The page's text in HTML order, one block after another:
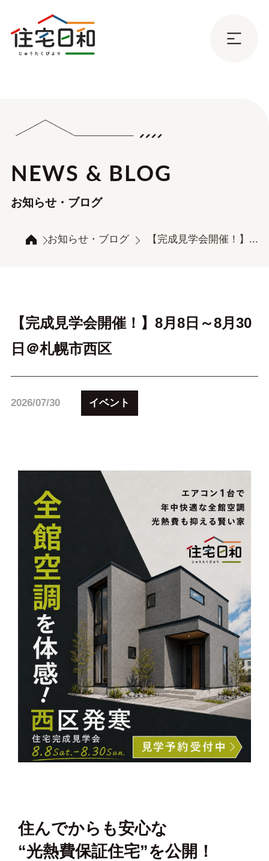
NEWS & BLOG
お知らせ・ブログ
お知らせ・ブログ 【完成見学会開催！】...
【完成見学会開催！】8月8日～8月30
日＠札幌市西区
2026/07/30 イベント
住んでからも安心な
“光熱費保証住宅”を公開！